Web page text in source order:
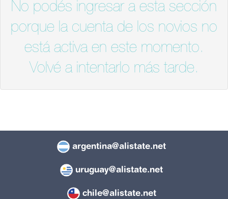
No podés ingresar a esta sección
porque la cuenta de los novios no
está activa en este momento.
Volvé a intentarlo más tarde.
argentina@alistate.net
uruguay@alistate.net
chile@alistate.net